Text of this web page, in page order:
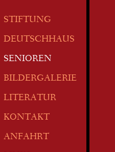
STIFTUNG
DEUTSCHHAUS
SENIOREN
BILDERGALERIE
LITERATUR
KONTAKT
ANFAHRT